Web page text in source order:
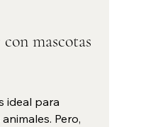
mascotas
ideal para
Pero,